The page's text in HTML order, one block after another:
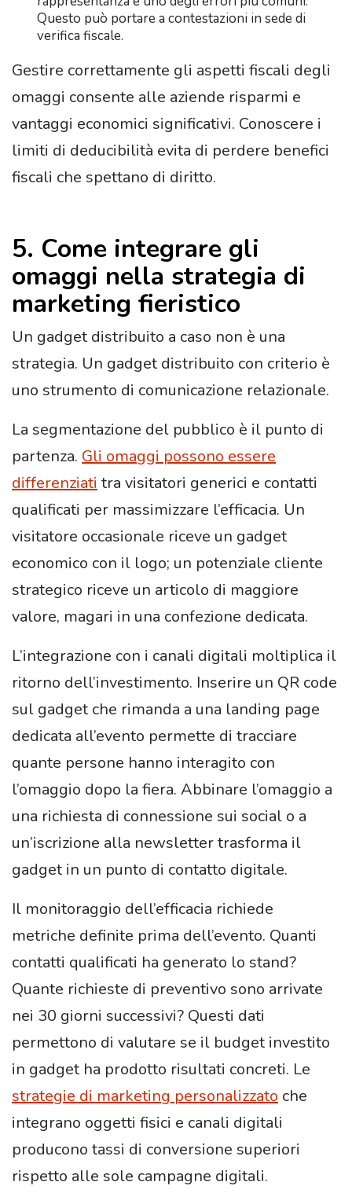
Questo può portare a contestazioni in sede di
verifica fiscale.
Gestire correttamente gli aspetti fiscali degli
omaggi consente alle aziende risparmi e
vantaggi economici significativi. Conoscere i
limiti di deducibilità evita di perdere benefici
fiscali che spettano di diritto.
5. Come integrare gli
omaggi nella strategia di
marketing fieristico
Un gadget distribuito a caso non è una
strategia. Un gadget distribuito con criterio è
uno strumento di comunicazione relazionale.
La segmentazione del pubblico è il punto di
partenza. Gli omaggi possono essere
differenziati tra visitatori generici e contatti
qualificati per massimizzare l’efficacia. Un
visitatore occasionale riceve un gadget
economico con il logo; un potenziale cliente
strategico riceve un articolo di maggiore
valore, magari in una confezione dedicata.
L’integrazione con i canali digitali moltiplica il
ritorno dell’investimento. Inserire un QR code
sul gadget che rimanda a una landing page
dedicata all’evento permette di tracciare
quante persone hanno interagito con
l’omaggio dopo la fiera. Abbinare l’omaggio a
una richiesta di connessione sui social o a
un’iscrizione alla newsletter trasforma il
gadget in un punto di contatto digitale.
Il monitoraggio dell’efficacia richiede
metriche definite prima dell’evento. Quanti
contatti qualificati ha generato lo stand?
Quante richieste di preventivo sono arrivate
nei 30 giorni successivi? Questi dati
permettono di valutare se il budget investito
in gadget ha prodotto risultati concreti. Le
strategie di marketing personalizzato che
integrano oggetti fisici e canali digitali
producono tassi di conversione superiori
rispetto alle sole campagne digitali.